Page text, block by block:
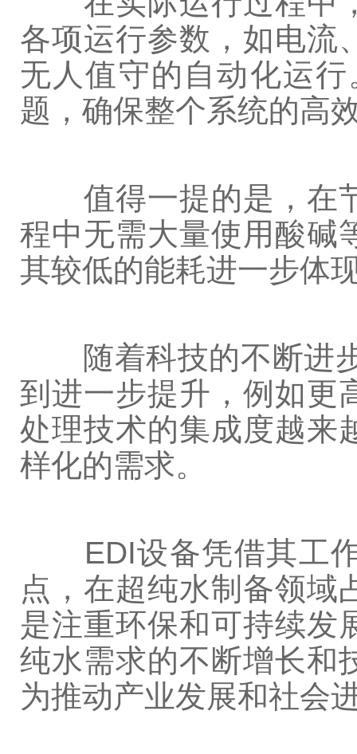
各项运行参数，如电流
无人值守的自动化运
题，确保整个系统的高
值得一提的是，在节
程中无需大量使用酸碱
其较低的能耗进一步体
随着科技的不断进步
到进一步提升，例如更
处理技术的集成度越来
样化的需求。
EDI设备凭借其工作
点，在超纯水制备领域
是注重环保和可持续发
纯水需求的不断增长和
为推动产业发展和社会